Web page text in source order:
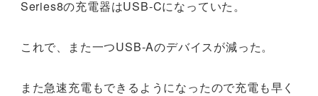
Series8の充電器はUSB-Cになっていた。
これで、また一つUSB-Aのデバイスが減った。
また急速充電もできるようになったので充電も早く